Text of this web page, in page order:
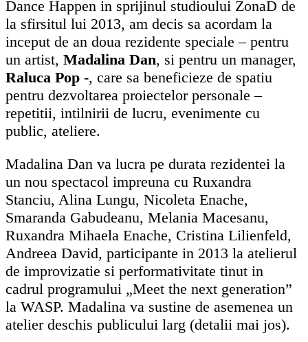
Dance Happen in sprijinul studioului ZonaD de
la sfirsitul lui 2013, am decis sa acordam la
inceput de an doua rezidente speciale – pentru
un artist, Madalina Dan, si pentru un manager,
Raluca Pop -, care sa beneficieze de spatiu
pentru dezvoltarea proiectelor personale –
repetitii, intilnirii de lucru, evenimente cu
public, ateliere.
Madalina Dan va lucra pe durata rezidentei la
un nou spectacol impreuna cu Ruxandra
Stanciu, Alina Lungu, Nicoleta Enache,
Smaranda Gabudeanu, Melania Macesanu,
Ruxandra Mihaela Enache, Cristina Lilienfeld,
Andreea David, participante in 2013 la atelierul
de improvizatie si performativitate tinut in
cadrul programului „Meet the next generation”
la WASP. Madalina va sustine de asemenea un
atelier deschis publicului larg (detalii mai jos).